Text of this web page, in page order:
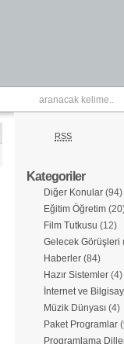
RSS
Kategoriler
Diğer Konular (94)
Eğitim Öğretim
Film Tutkusu (12)
Gelecek Görüşleri
Haberler (84)
Hazır Sistemler (4)
İnternet ve
Müzik Dünyası (4)
Paket Programlar
Programlama